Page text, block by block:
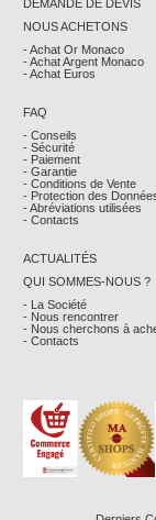
DEMANDE DE DEVIS
NOUS ACHETONS
- Achat Or Monaco
- Achat Argent Monaco
- Achat Euros
FAQ
- Conseils
- Sécurité
- Paiement
- Garantie
- Conditions de Vente
- Protection des
- Abréviations utilisées
- Contacts
ACTUALITÉS
QUI SOMMES-NOUS ?
- La Société
- Nous rencontrer
- Nous cherchons à
- Contacts